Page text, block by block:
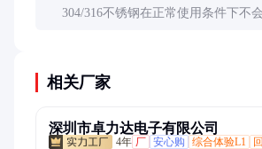
304/316不锈钢在正常使用条件下不
相关厂家
深圳市卓力达电子有限公司
4年 厂 安心购 综合体验L1